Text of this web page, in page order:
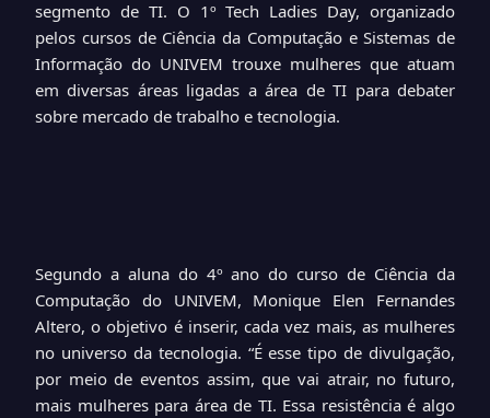
segmento de TI. O 1º Tech Ladies Day, organizado
pelos cursos de Ciência da Computação e Sistemas de
Informação do UNIVEM trouxe mulheres que atuam
em diversas áreas ligadas a área de TI para debater
sobre mercado de trabalho e tecnologia.
Segundo a aluna do 4º ano do curso de Ciência da
Computação do UNIVEM, Monique Elen Fernandes
Altero, o objetivo é inserir, cada vez mais, as mulheres
no universo da tecnologia. “É esse tipo de divulgação,
por meio de eventos assim, que vai atrair, no futuro,
mais mulheres para área de TI. Essa resistência é algo